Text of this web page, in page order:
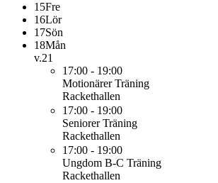
15Fre
16Lör
17Sön
18Mån
v.21
17:00 - 19:00
Motionärer Träning
Rackethallen
17:00 - 19:00
Seniorer Träning
Rackethallen
17:00 - 19:00
Ungdom B-C Träning
Rackethallen